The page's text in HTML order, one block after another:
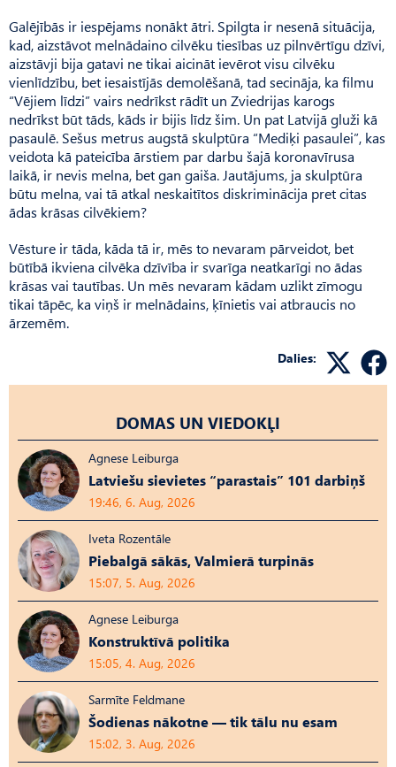
Galējībās ir iespējams nonākt ātri. Spilgta ir nesenā situācija,
kad, aizstāvot melnādaino cilvēku tiesības uz pilnvērtīgu dzīvi,
aizstāvji bija gatavi ne tikai aicināt ievērot visu cilvēku
vienlīdzību, bet iesaistījās demolēšanā, tad secināja, ka filmu
“Vējiem līdzi” vairs nedrīkst rādīt un Zviedrijas karogs
nedrīkst būt tāds, kāds ir bijis līdz šim. Un pat Latvijā gluži kā
pasaulē. Sešus metrus augstā skulptūra “Mediķi pasaulei”, kas
veidota kā pateicība ārstiem par darbu šajā koronavīrusa
laikā, ir nevis melna, bet gan gaiša. Jautājums, ja skulptūra
būtu melna, vai tā atkal neskaitītos diskriminācija pret citas
ādas krāsas cilvēkiem?
Vēsture ir tāda, kāda tā ir, mēs to nevaram pārveidot, bet
būtībā ikviena cilvēka dzīvība ir svarīga neatkarīgi no ādas
krāsas vai tautības. Un mēs nevaram kādam uzlikt zīmogu
tikai tāpēc, ka viņš ir melnādains, ķīnietis vai atbraucis no
ārzemēm.
Dalies:
DOMAS UN VIEDOKĻI
Agnese Leiburga
Latviešu sievietes “parastais” 101 darbiņš
19:46, 6. Aug, 2026
Iveta Rozentāle
Piebalgā sākās, Valmierā turpinās
15:07, 5. Aug, 2026
Agnese Leiburga
Konstruktīvā politika
15:05, 4. Aug, 2026
Sarmīte Feldmane
Šodienas nākotne — tik tālu nu esam
15:02, 3. Aug, 2026